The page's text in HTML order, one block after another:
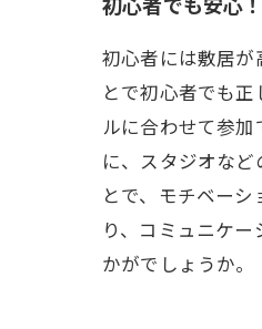
初心者でも安心
初心者には敷居が
とで初心者でも
ルに合わせて参加
に、スタジオな
とで、モチベー
り、コミュニケ
かがでしょうか。